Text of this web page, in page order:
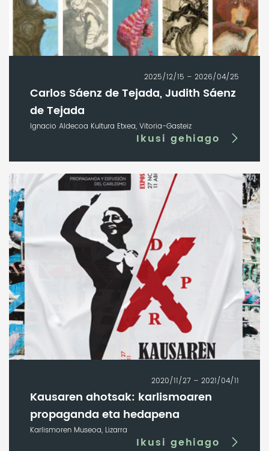
2025/12/15 – 2026/04/25
Carlos Sáenz de Tejada, Judith Sáenz
de Tejada
Ignacio Aldecoa Kultura Etxea, Vitoria-Gasteiz
Ikusi gehiago
2020/11/27 – 2021/04/11
Kausaren ahotsak: karlismoaren
propaganda eta hedapena
Karlismoren Museoa, Lizarra
Ikusi gehiago